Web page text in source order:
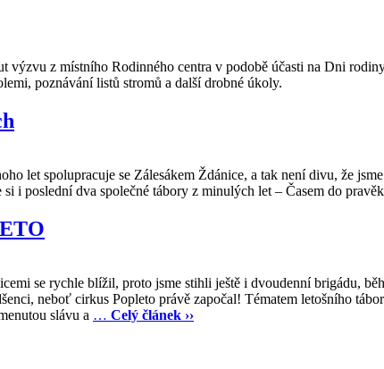
výzvu z místního Rodinného centra v podobě účasti na Dni
poznávání listů stromů a další drobné úkoly.
let spolupracuje se Zálesákem Ždánice, a tak není divu, že
i poslední dva společné tábory z minulých let – Časem do
se rychle blížil, proto jsme stihli ještě i dvoudenní brigádu,
neboť cirkus Popleto právě započal! Tématem letošního
slávu a … Celý článek ››